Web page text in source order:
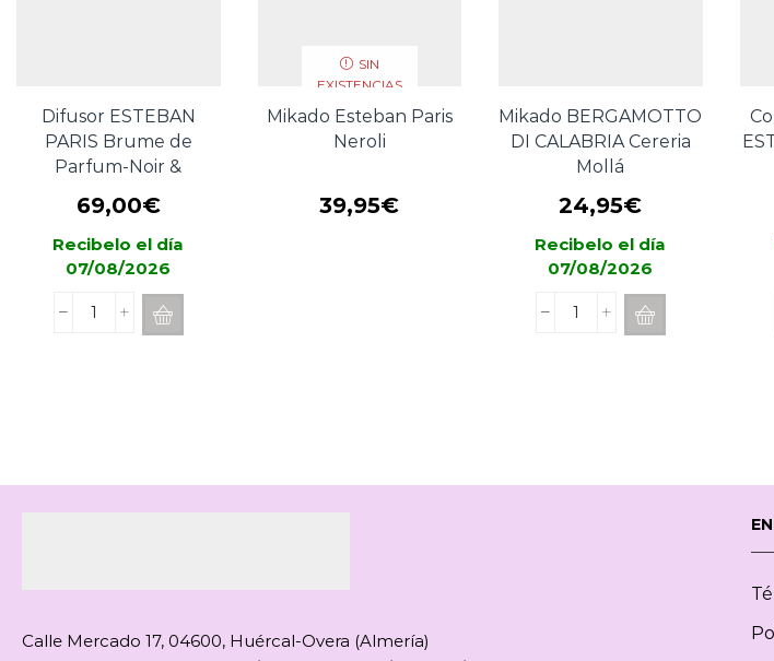
Difusor ESTEBAN
PARIS Brume de
Parfum-Noir &
69,00€
Recibelo el día
07/08/2026
Difusor
&
SIN
EXISTENCIAS
Mikado Esteban Paris
Neroli
39,95€
Mikado BERGAMOTTO
DI CALABRIA Cereria
Mollá
24,95€
Recibelo el día
07/08/2026
Mikado
Calle Mercado 17, 04600, Huércal-Overa (Almería)